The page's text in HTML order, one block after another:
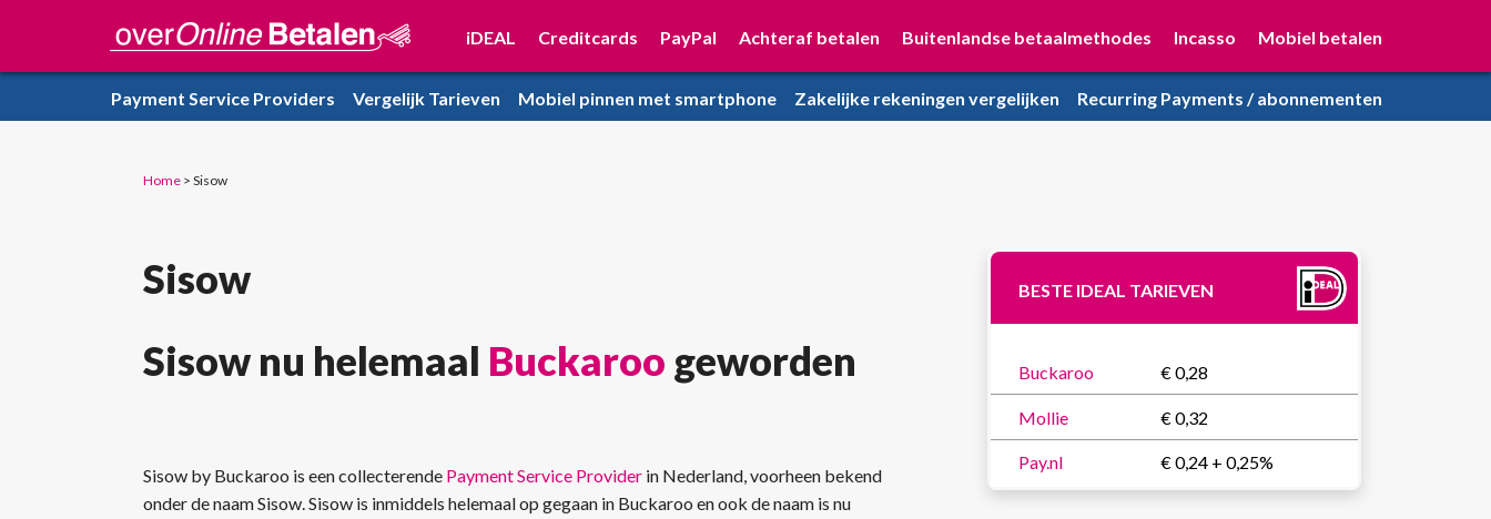
iDEAL Creditcards PayPal Achteraf betalen Buitenlandse betaalmethodes Incasso Mobiel betalen
Payment Service Providers Vergelijk Tarieven Mobiel pinnen met smartphone Zakelijke rekeningen vergelijken Recurring Payments / abonnementen
Home> Sisow
Sisow
Sisow nu helemaal Buckaroo geworden
Sisow by Buckaroo is een collecterende Payment Service Providerin Nederland, voorheen bekend
onder de naam Sisow. Sisow is inmiddels helemaal op gegaan in Buckaroo en ook de naam is nu
BESTE IDEAL TARIEVEN
Buckaroo € 0,28
Mollie € 0,32
Pay.nl € 0,24 + 0,25%